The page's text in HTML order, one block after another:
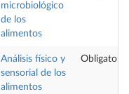
microbiológico
de los
alimentos
Análisis físico y
sensorial de los
alimentos
Obligatoria